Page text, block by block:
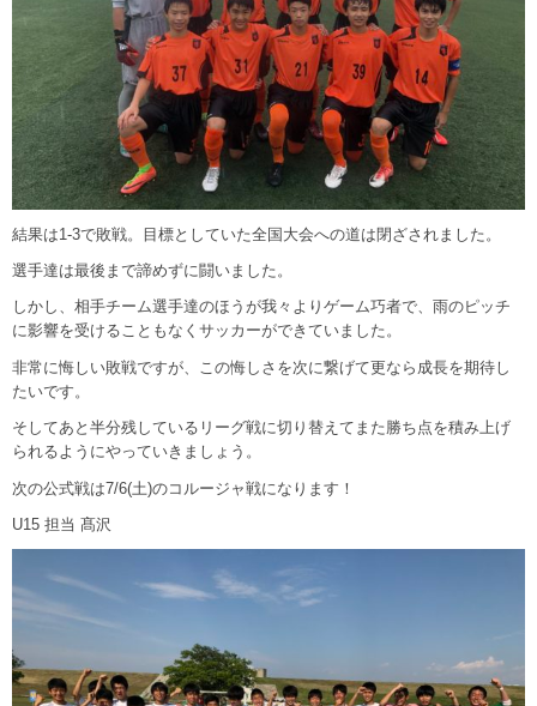
結果は1-3で敗戦。目標としていた全国大会への道は閉ざされました。
選手達は最後まで諦めずに闘いました。
しかし、相手チーム選手達のほうが我々よりゲーム巧者で、雨のピッチ
に影響を受けることもなくサッカーができていました。
非常に悔しい敗戦ですが、この悔しさを次に繋げて更なら成長を期待し
たいです。
そしてあと半分残しているリーグ戦に切り替えてまた勝ち点を積み上げ
られるようにやっていきましょう。
次の公式戦は7/6(土)のコルージャ戦になります！
U15 担当 髙沢